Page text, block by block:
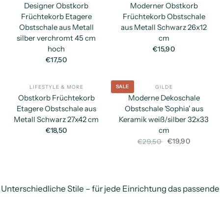
Designer Obstkorb
Früchtekorb Etagere
Obstschale aus Metall
silber verchromt 45 cm
hoch
€17,50
Moderner Obstkorb
Früchtekorb Obstschale
aus Metall Schwarz 26x12
cm
€15,90
SCHNELLANSICHT
LIFESTYLE & MORE
Obstkorb Früchtekorb
Etagere Obstschale aus
Metall Schwarz 27x42 cm
€18,50
SALE GILDE
Moderne Dekoschale
Obstschale 'Sophia' aus
Keramik weiß/silber 32x33
cm
€29,50 €19,90
Unterschiedliche Stile – für jede Einrichtung das passende